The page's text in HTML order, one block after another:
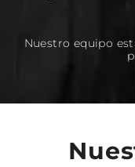
Nuestro equipo